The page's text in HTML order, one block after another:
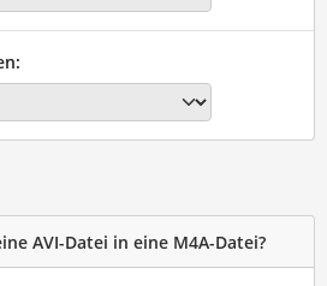
AVI-Datei in eine M4A-Datei?